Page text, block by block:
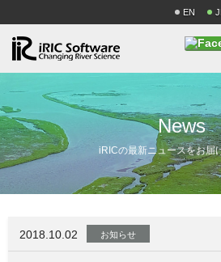
EN
News
iRICの最新ニュースをお届
2018.10.02 お知らせ